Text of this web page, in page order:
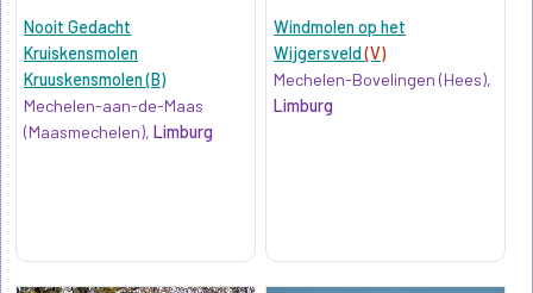
Nooit Gedacht
Kruiskensmolen
Kruuskensmolen (B)
Mechelen-aan-de-Maas
(Maasmechelen), Limburg
Windmolen op het
Wijgersveld(V)
Mechelen-Bovelingen (Hees),
Limburg